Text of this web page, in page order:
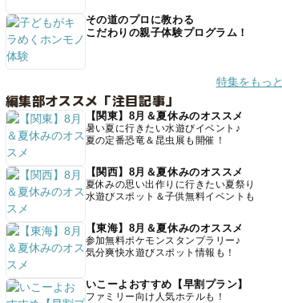
その道のプロに教わる
こだわりの親子体験プログラム！
特集をもっ
編集部オススメ「注目記事」
【関東】8月＆夏休みのオススメ
暑い夏に行きたい水遊びイベント♪
夏の定番恐竜＆昆虫展も開催！
【関西】8月＆夏休みのオススメ
夏休みの思い出作りに行きたい夏祭り
水遊びスポット＆子供無料イベントも
【東海】8月＆夏休みのオススメ
参加無料ポケモンスタンプラリー♪
気分爽快水遊びスポット情報も！
いこーよおすすめ【早割プラン】
ファミリー向け人気ホテルも！